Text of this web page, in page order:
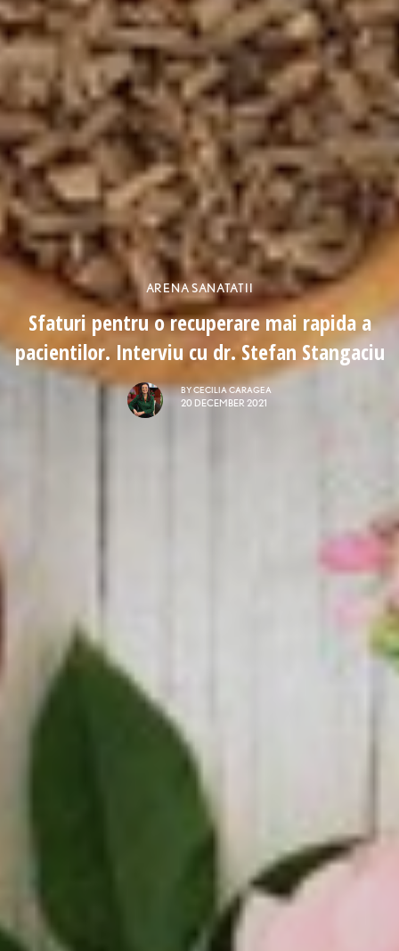
ARENA SANATATII
Sfaturi pentru o recuperare mai rapida a
pacientilor. Interviu cu dr. Stefan Stangaciu
BYCECILIA CARAGEA
20 DECEMBER 2021